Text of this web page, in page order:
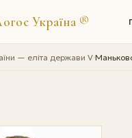
Україна ®
— еліта держави V›